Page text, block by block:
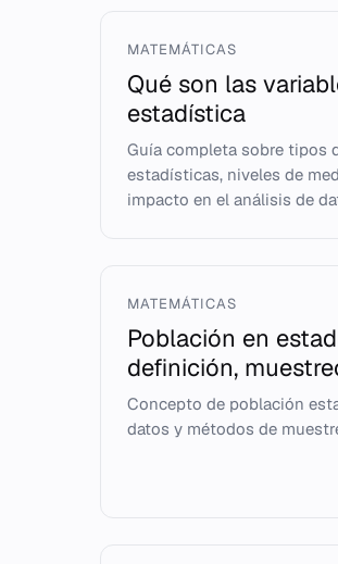
MATEMÁTICAS
Qué son las
estadística
Guía completa sobre tipos
estadísticas, niveles de
impacto en el análisis de
MATEMÁTICAS
Población en
definición,
Concepto de población
datos y métodos de